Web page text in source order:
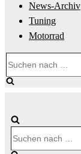
News-Archiv
Tuning
Motorrad
nach …
nach …